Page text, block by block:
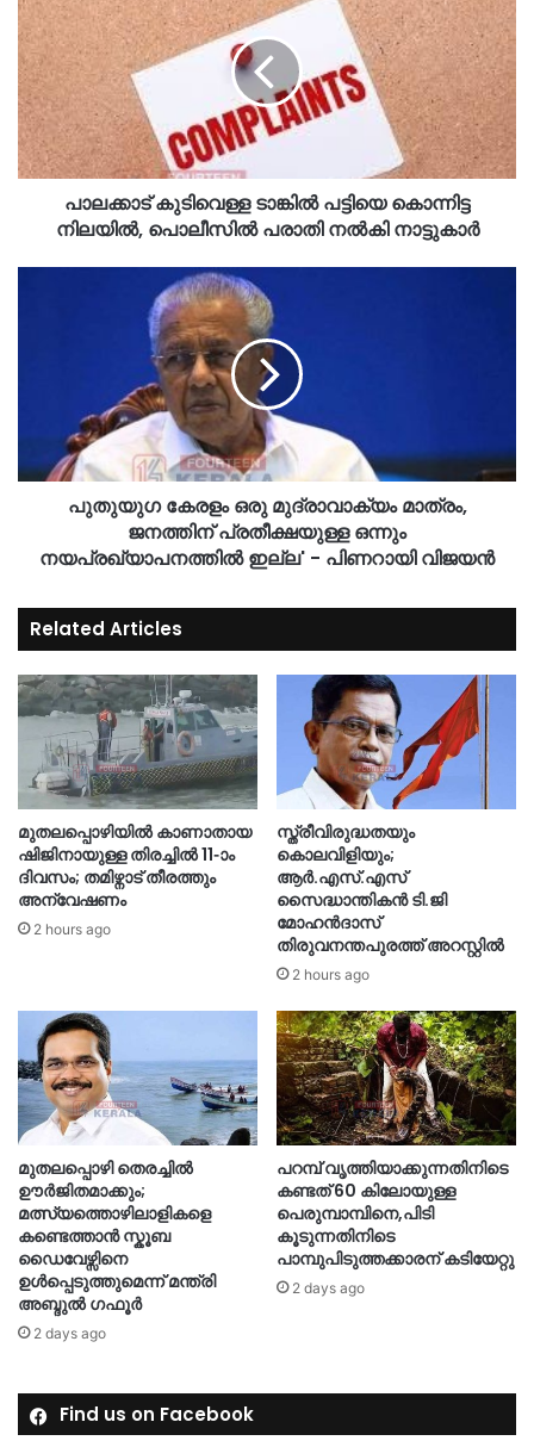
പാലക്കാട് കുടിവെള്ള ടാങ്കിൽ പട്ടിയെ കൊന്നിട്ട
നിലയിൽ, പൊലീസിൽ പരാതി നൽകി നാട്ടുകാർ
പുതുയുഗ കേരളം ഒരു മുദ്രാവാക്യം മാത്രം,
ജനത്തിന് പ്രതീക്ഷയുള്ള ഒന്നും
നയപ്രഖ്യാപനത്തിൽ ഇല്ല' - പിണറായി വിജയൻ
Related Articles
മുതലപ്പൊഴിയിൽ കാണാതായ
ഷിജിനായുള്ള തിരച്ചിൽ 11-ാം
ദിവസം; തമിഴ്നാട് തീരത്തും
അന്വേഷണം
2 hours ago
സ്ത്രീവിരുദ്ധതയും
കൊലവിളിയും;
ആർ.എസ്.എസ്
സൈദ്ധാന്തികൻ ടി.ജി
മോഹൻദാസ്
തിരുവനന്തപുരത്ത് അറസ്റ്റിൽ
2 hours ago
മുതലപ്പൊഴി തെരച്ചിൽ
ഊർജിതമാക്കും;
മത്സ്യത്തൊഴിലാളികളെ
കണ്ടെത്താൻ സ്കൂബ
ഡൈവേഴ്സിനെ
ഉൾപ്പെടുത്തുമെന്ന് മന്ത്രി
അബ്ദുൽ ഗഫൂർ
2 days ago
പറമ്പ് വൃത്തിയാക്കുന്നതിനിടെ
കണ്ടത് 60 കിലോയുള്ള
പെരുമ്പാമ്പിനെ,പിടി
കൂടുന്നതിനിടെ
പാമ്പുപിടുത്തക്കാരന് കടിയേറ്റു
2 days ago
Find us on Facebook